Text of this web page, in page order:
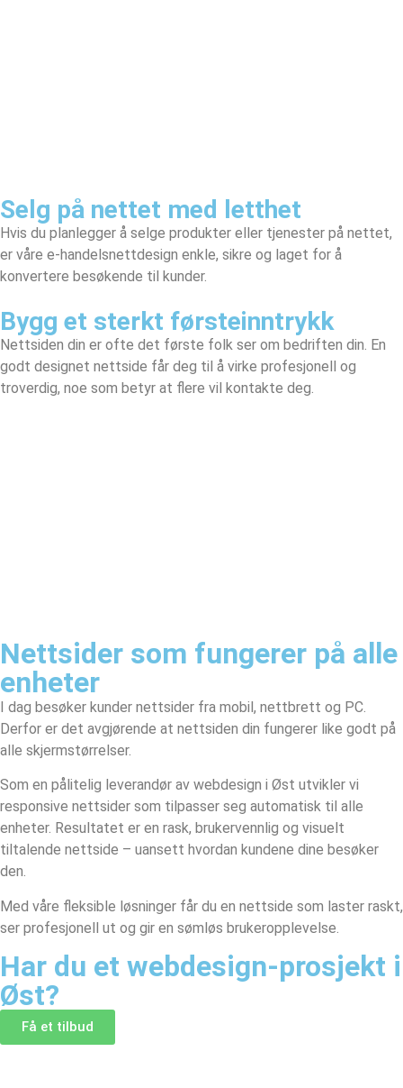
Selg på nettet med letthet
Hvis du planlegger å selge produkter eller tjenester på nettet,
er våre e-handelsnettdesign enkle, sikre og laget for å
konvertere besøkende til kunder.
Bygg et sterkt førsteinntrykk
Nettsiden din er ofte det første folk ser om bedriften din. En
godt designet nettside får deg til å virke profesjonell og
troverdig, noe som betyr at flere vil kontakte deg.
Nettsider som fungerer på alle
enheter
I dag besøker kunder nettsider fra mobil, nettbrett og PC.
Derfor er det avgjørende at nettsiden din fungerer like godt på
alle skjermstørrelser.
Som en pålitelig leverandør av webdesign i Øst utvikler vi
responsive nettsider som tilpasser seg automatisk til alle
enheter. Resultatet er en rask, brukervennlig og visuelt
tiltalende nettside – uansett hvordan kundene dine besøker
den.
Med våre fleksible løsninger får du en nettside som laster raskt,
ser profesjonell ut og gir en sømløs brukeropplevelse.
Har du et webdesign-prosjekt i
Øst?
Få et tilbud